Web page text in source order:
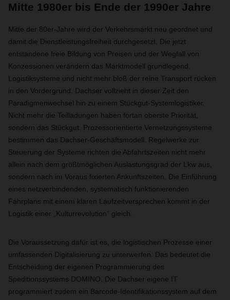
Mitte 1980er bis Ende der 1990er Jahre
Mitte der 80er-Jahre wird der Verkehrsmarkt neu geordnet und
damit die Dienstleistungsfreiheit durchgesetzt. Die jetzt
entstandene freie Bildung von Preisen und der Wegfall von
Konzessionen verändern das Marktmodell grundlegend.
Logistiksysteme und nicht mehr bloß der reine Transport rücken
in den Vordergrund. Dachser vollzieht in dieser Zeit den
Paradigmenwechsel hin zu einem Stückgut-Systemlogistiker.
Nicht mehr die Teilladungen haben fortan oberste Priorität,
sondern das Stückgut. Prozessorientierte Vernetzungssysteme
bestimmen das Dachser-Geschäftsmodell. Regelwerke zur
Steuerung der Systeme richten die Abfahrtszeiten nicht mehr
allein nach dem größtmöglichen Auslastungsgrad der Lkw aus,
sondern nach im Voraus fixierten Ankunftszeiten. Die Einführung
eines netzverbindenden, systematisch funktionierenden
Fahrplans mit einem klaren Laufzeitversprechen kommt in der
Logistik einer „Kulturrevolution“ gleich.
Die Voraussetzung dafür ist es, die logistischen Prozesse einer
umfassenden Digitalisierung zu unterwerfen. Das bedeutet die
Entscheidung der eigenen Programmierung des
Speditionssystems DOMINO. Die Dachser eigene IT
programmiert zudem ein Barcode-Identifikationssystem auf dem